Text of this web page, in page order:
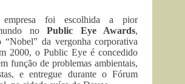
empresa foi escolhida a pior
noPublic Eye Awards,
“Nobel” da vergonha corporativa
2000, o Public Eye é concedido
função de problemas ambientais,
e entregue durante o Fórum